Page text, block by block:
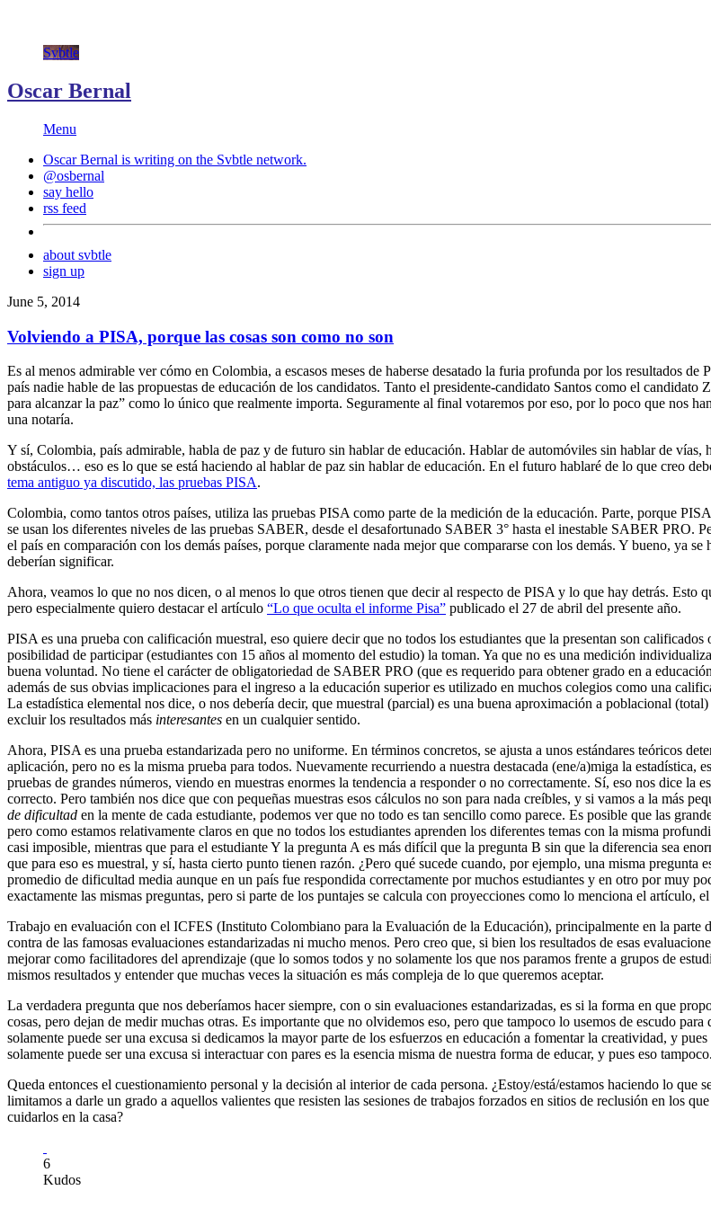
Svbtle
Oscar Bernal
Menu
Oscar Bernal is writing on the Svbtle network.
@osbernal
say hello
rss feed
about svbtle
sign up
June 5, 2014
Volviendo a PISA, porque las cosas son como no son
Es al menos admirable ver cómo en Colombia, a escasos meses de haberse desatado la furia profunda por los resultados
país nadie hable de las propuestas de educación de los candidatos. Tanto el presidente-candidato Santos como el
para alcanzar la paz” como lo único que realmente importa. Seguramente al final votaremos por eso, por lo poco que nos
una notaría.
Y sí, Colombia, país admirable, habla de paz y de futuro sin hablar de educación. Hablar de automóviles sin hablar de
obstáculos… eso es lo que se está haciendo al hablar de paz sin hablar de educación. En el futuro hablaré de lo que creo
tema antiguo ya discutido, las pruebas PISA.
Colombia, como tantos otros países, utiliza las pruebas PISA como parte de la medición de la educación. Parte, porque
se usan los diferentes niveles de las pruebas SABER, desde el desafortunado SABER 3° hasta el inestable SABER PRO.
el país en comparación con los demás países, porque claramente nada mejor que compararse con los demás. Y bueno, ya
deberían significar.
Ahora, veamos lo que no nos dicen, o al menos lo que otros tienen que decir al respecto de PISA y lo que hay detrás. Esto
pero especialmente quiero destacar el artículo “Lo que oculta el informe Pisa” publicado el 27 de abril del presente año.
PISA es una prueba con calificación muestral, eso quiere decir que no todos los estudiantes que la presentan son
posibilidad de participar (estudiantes con 15 años al momento del estudio) la toman. Ya que no es una medición
buena voluntad. No tiene el carácter de obligatoriedad de SABER PRO (que es requerido para obtener grado en a
además de sus obvias implicaciones para el ingreso a la educación superior es utilizado en muchos colegios como una
La estadística elemental nos dice, o nos debería decir, que muestral (parcial) es una buena aproximación a poblacional
excluir los resultados más interesantes en un cualquier sentido.
Ahora, PISA es una prueba estandarizada pero no uniforme. En términos concretos, se ajusta a unos estándares teóricos
aplicación, pero no es la misma prueba para todos. Nuevamente recurriendo a nuestra destacada (ene/a)miga la
pruebas de grandes números, viendo en muestras enormes la tendencia a responder o no correctamente. Sí, eso nos dice la
correcto. Pero también nos dice que con pequeñas muestras esos cálculos no son para nada creíbles, y si vamos a la más
de dificultad en la mente de cada estudiante, podemos ver que no todo es tan sencillo como parece. Es posible que las
pero como estamos relativamente claros en que no todos los estudiantes aprenden los diferentes temas con la misma
casi imposible, mientras que para el estudiante Y la pregunta A es más difícil que la pregunta B sin que la diferencia sea
que para eso es muestral, y sí, hasta cierto punto tienen razón. ¿Pero qué sucede cuando, por ejemplo, una misma pregunta
promedio de dificultad media aunque en un país fue respondida correctamente por muchos estudiantes y en otro por muy
exactamente las mismas preguntas, pero si parte de los puntajes se calcula con proyecciones como lo menciona el artículo,
Trabajo en evaluación con el ICFES (Instituto Colombiano para la Evaluación de la Educación), principalmente en la parte
contra de las famosas evaluaciones estandarizadas ni mucho menos. Pero creo que, si bien los resultados de esas
mejorar como facilitadores del aprendizaje (que lo somos todos y no solamente los que nos paramos frente a grupos de
mismos resultados y entender que muchas veces la situación es más compleja de lo que queremos aceptar.
La verdadera pregunta que nos deberíamos hacer siempre, con o sin evaluaciones estandarizadas, es si la forma en que
cosas, pero dejan de medir muchas otras. Es importante que no olvidemos eso, pero que tampoco lo usemos de escudo
solamente puede ser una excusa si dedicamos la mayor parte de los esfuerzos en educación a fomentar la creatividad, y
solamente puede ser una excusa si interactuar con pares es la esencia misma de nuestra forma de educar, y pues eso tampoco.
Queda entonces el cuestionamiento personal y la decisión al interior de cada persona. ¿Estoy/está/estamos haciendo lo
limitamos a darle un grado a aquellos valientes que resisten las sesiones de trabajos forzados en sitios de reclusión en los
cuidarlos en la casa?
6
Kudos